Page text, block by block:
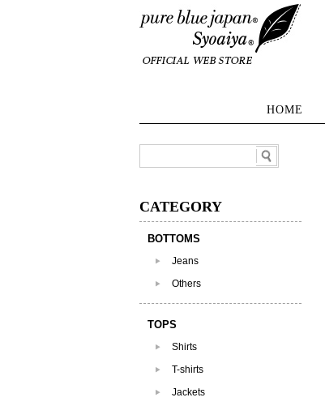
HOME
CATEGORY
BOTTOMS
Jeans
Others
TOPS
Shirts
T-shirts
Jackets